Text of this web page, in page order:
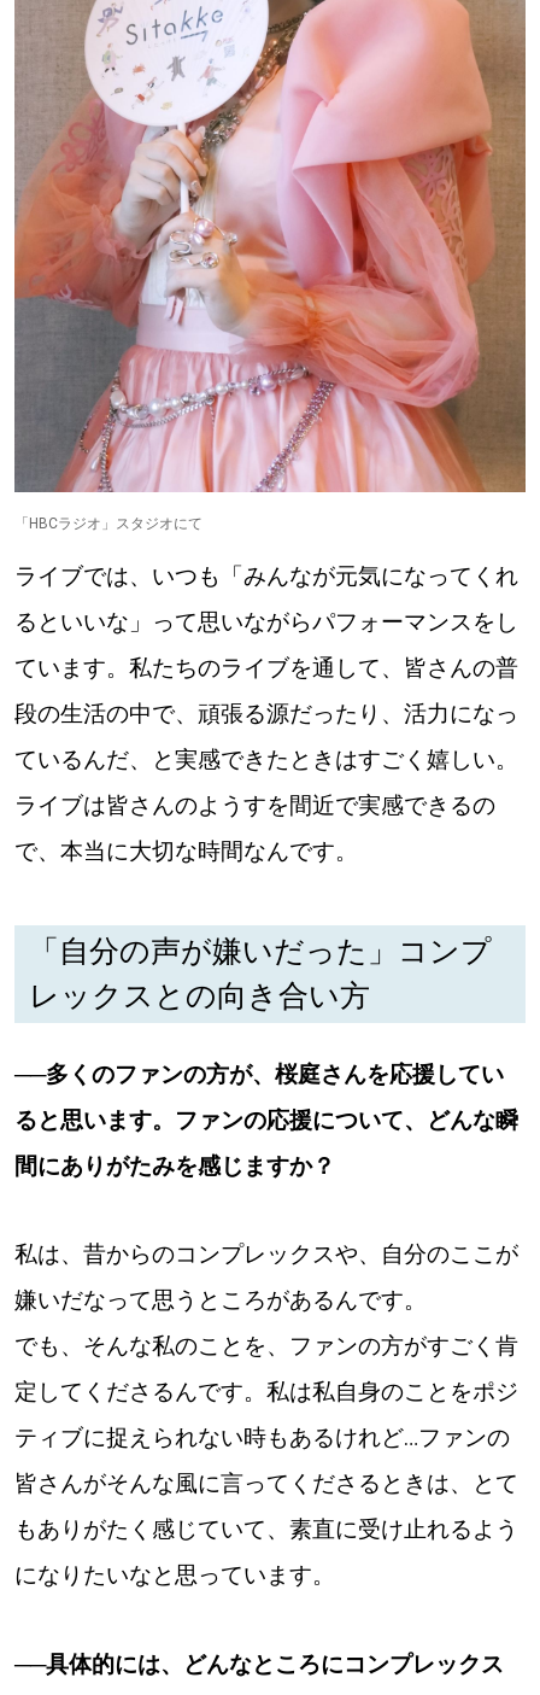
「HBCラジオ」スタジオにて
ライブでは、いつも「みんなが元気になってくれ
るといいな」って思いながらパフォーマンスをし
ています。私たちのライブを通して、皆さんの普
段の生活の中で、頑張る源だったり、活力になっ
ているんだ、と実感できたときはすごく嬉しい。
ライブは皆さんのようすを間近で実感できるの
で、本当に大切な時間なんです。
「自分の声が嫌いだった」コンプ
レックスとの向き合い方
──多くのファンの方が、桜庭さんを応援してい
ると思います。ファンの応援について、どんな瞬
間にありがたみを感じますか？
私は、昔からのコンプレックスや、自分のここが
嫌いだなって思うところがあるんです。
でも、そんな私のことを、ファンの方がすごく肯
定してくださるんです。私は私自身のことをポジ
ティブに捉えられない時もあるけれど…ファンの
皆さんがそんな風に言ってくださるときは、とて
もありがたく感じていて、素直に受け止れるよう
になりたいなと思っています。
──具体的には、どんなところにコンプレックス